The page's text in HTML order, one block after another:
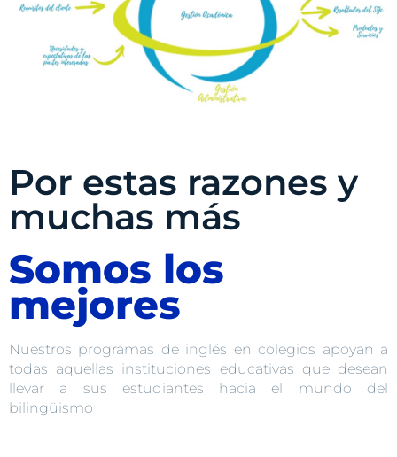
Por estas razones y
muchas más
Somos los
mejores
Nuestros programas de inglés en colegios apoyan a
todas aquellas instituciones educativas que desean
llevar a sus estudiantes hacia el mundo del
bilingüismo